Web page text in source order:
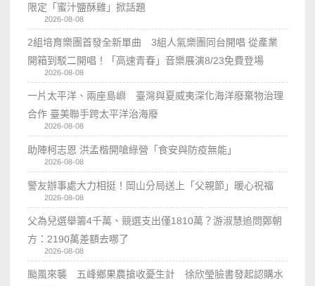
限定「蜜汁鹽酥雞」掀話題
2026-08-08
2組培育樂團首發全新單曲 3組人氣樂團同台開唱 從產業
開箱到駁二開唱！「高速青春」音樂展演8/23免費登場
2026-08-08
一片太平洋、兩座島嶼 臺灣與夏威夷深化海洋廢棄物治理
合作 臺美聯手跨太平洋治海廢
2026-08-08
助陣柯志恩 洪孟楷開嗆綠營「食安與防疫無能」
2026-08-08
警友辦事處大力相挺！岡山分局送上「父親節」暖心祝福
2026-08-08
父為兒選舉籌4千萬、競選支出僅1810萬？游淑慧追問鄭朝
方：2190萬差額去哪了
2026-08-08
颱風來襲 五峰鄉果農搶收憂生計 徐欣瑩臉書發起認購水